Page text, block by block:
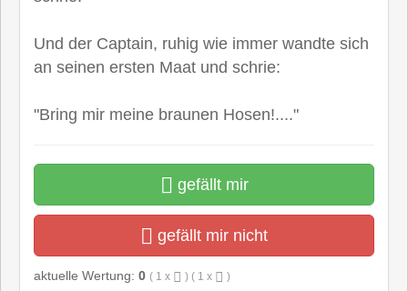
Und der Captain, ruhig wie immer wandte sich
an seinen ersten Maat und schrie:
"Bring mir meine braunen Hosen!...."
gefällt mir
gefällt mir nicht
aktuelle Wertung: 0 ( 1 x ) ( 1 x )